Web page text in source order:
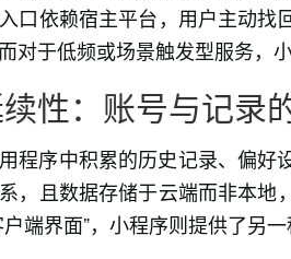
口依赖宿主平台，用户主动
对于低频或场景触发型服务，
性：账号与记录
程序中积累的历史记录、偏
，且数据存储于云端而非本
端界面”，小程序则提供了另